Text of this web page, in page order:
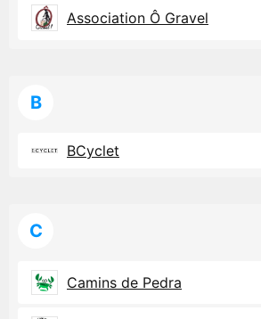
Association Ô Gravel
B
BCyclet
C
Camins de Pedra